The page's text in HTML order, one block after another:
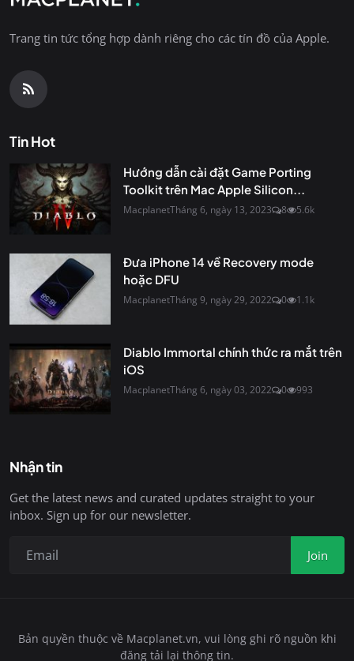
Trang tin tức tổng hợp dành riêng cho các tín đồ của Apple.
Tin Hot
Hướng dẫn cài đặt Game Porting
Toolkit trên Mac Apple Silicon...
MacplanetTháng 6, ngày 13, 2023 8 5.6k
Đưa iPhone 14 về Recovery mode
hoặc DFU
MacplanetTháng 9, ngày 29, 2022 0 1.1k
Diablo Immortal chính thức ra mắt trên
iOS
MacplanetTháng 6, ngày 03, 2022 0 993
Nhận tin
Get the latest news and curated updates straight to your
inbox. Sign up for our newsletter.
Join
Bản quyền thuộc về Macplanet.vn, vui lòng ghi rõ nguồn khi
đăng tải lại thông tin.